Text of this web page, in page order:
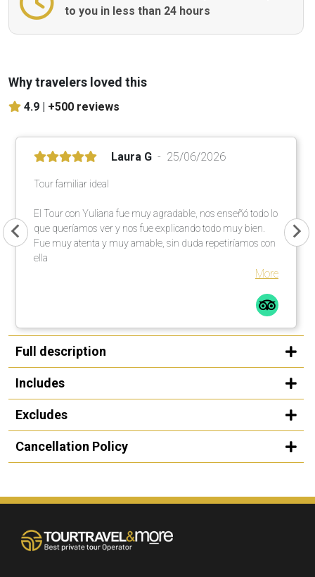
to you in less than 24 hours
Why travelers loved this
4.9 | +500 reviews
Laura G 25/06/2026
Tour familiar ideal
El Tour con Yuliana fue muy agradable, nos enseñó todo lo
que queríamos ver y nos fue explicando todo muy bien.
Fue muy atenta y muy amable, sin duda repetiríamos con
ella
More
Full description
Includes
Excludes
Cancellation Policy